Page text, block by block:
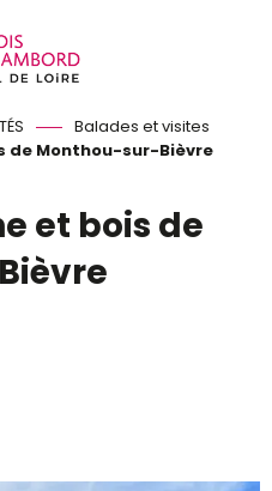
Balades et visites
de Monthou-sur-Bièvre
et bois de